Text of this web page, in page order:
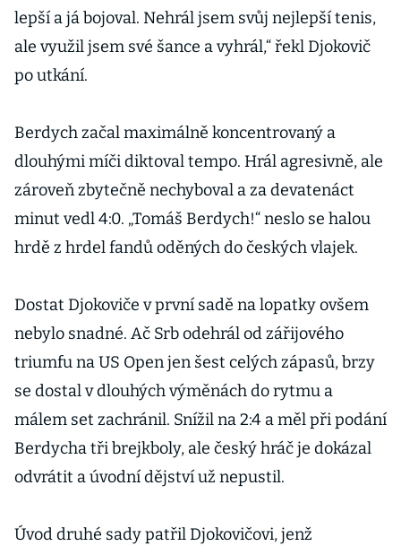
lepší a já bojoval. Nehrál jsem svůj nejlepší tenis,
ale využil jsem své šance a vyhrál,“ řekl Djokovič
po utkání.
Berdych začal maximálně koncentrovaný a
dlouhými míči diktoval tempo. Hrál agresivně, ale
zároveň zbytečně nechyboval a za devatenáct
minut vedl 4:0. „Tomáš Berdych!“ neslo se halou
hrdě z hrdel fandů oděných do českých vlajek.
Dostat Djokoviče v první sadě na lopatky ovšem
nebylo snadné. Ač Srb odehrál od zářijového
triumfu na US Open jen šest celých zápasů, brzy
se dostal v dlouhých výměnách do rytmu a
málem set zachránil. Snížil na 2:4 a měl při podání
Berdycha tři brejkboly, ale český hráč je dokázal
odvrátit a úvodní dějství už nepustil.
Úvod druhé sady patřil Djokovičovi, jenž